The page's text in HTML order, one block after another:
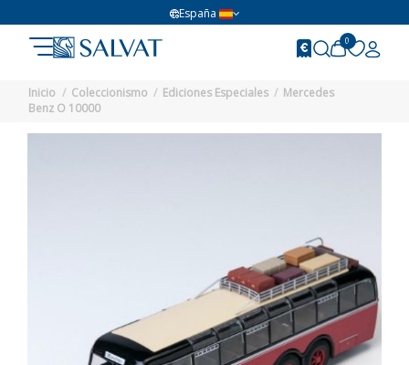
España
0
Inicio Coleccionismo Ediciones Especiales
Mercedes
Benz O 10000